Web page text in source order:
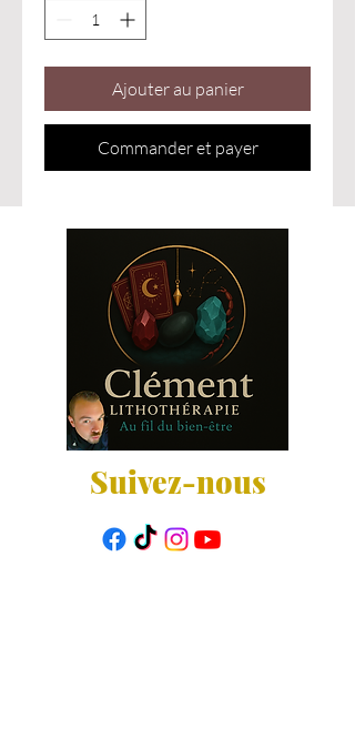
Ajouter au panier
Commander et payer
Suivez-nous